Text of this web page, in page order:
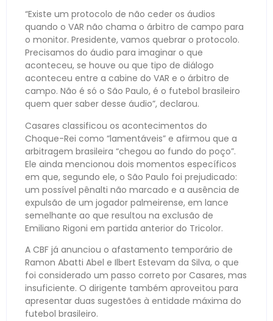
“Existe um protocolo de não ceder os áudios
quando o VAR não chama o árbitro de campo para
o monitor. Presidente, vamos quebrar o protocolo.
Precisamos do áudio para imaginar o que
aconteceu, se houve ou que tipo de diálogo
aconteceu entre a cabine do VAR e o árbitro de
campo. Não é só o São Paulo, é o futebol brasileiro
quem quer saber desse áudio”, declarou.
Casares classificou os acontecimentos do
Choque-Rei como “lamentáveis” e afirmou que a
arbitragem brasileira “chegou ao fundo do poço”.
Ele ainda mencionou dois momentos específicos
em que, segundo ele, o São Paulo foi prejudicado:
um possível pênalti não marcado e a ausência de
expulsão de um jogador palmeirense, em lance
semelhante ao que resultou na exclusão de
Emiliano Rigoni em partida anterior do Tricolor.
A CBF já anunciou o afastamento temporário de
Ramon Abatti Abel e Ilbert Estevam da Silva, o que
foi considerado um passo correto por Casares, mas
insuficiente. O dirigente também aproveitou para
apresentar duas sugestões à entidade máxima do
futebol brasileiro.